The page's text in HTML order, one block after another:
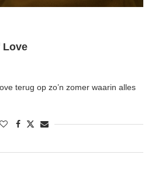
Love
terug op zo’n zomer waarin alles